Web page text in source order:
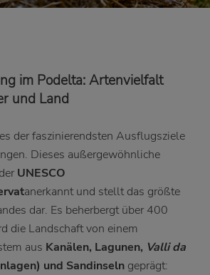
im Podelta: Artenvielfalt
und Land
der faszinierendsten Ausflugsziele
Dieses außergewöhnliche
UNESCO
anerkannt und stellt das größte
dar. Es beherbergt über 400
die Landschaft von einem
aus Kanälen, Lagunen, Valli da
und Sandinseln geprägt: